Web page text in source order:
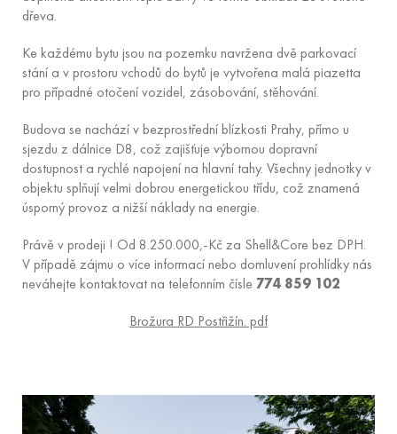
dřeva.
Ke každému bytu jsou na pozemku navržena dvě parkovací
stání a v prostoru vchodů do bytů je vytvořena malá piazetta
pro případné otočení vozidel, zásobování, stěhování.
Budova se nachází v bezprostřední blízkosti Prahy, přímo u
sjezdu z dálnice D8, což zajišťuje výbornou dopravní
dostupnost a rychlé napojení na hlavní tahy. Všechny jednotky v
objektu splňují velmi dobrou energetickou třídu, což znamená
úsporný provoz a nižší náklady na energie.
Právě v prodeji ! Od 8.250.000,-Kč za Shell&Core bez DPH.
V případě zájmu o více informací nebo domluvení prohlídky nás
neváhejte kontaktovat na telefonním čísle 774 859 102
Brožura RD Postřižín. pdf